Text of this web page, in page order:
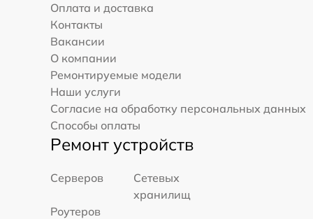
Оплата и доставка
Контакты
Вакансии
О компании
Ремонтируемые модели
Наши услуги
Согласие на обработку персональных данных
Способы оплаты
Ремонт устройств
Серверов
Сетевых
хранилищ
Роутеров